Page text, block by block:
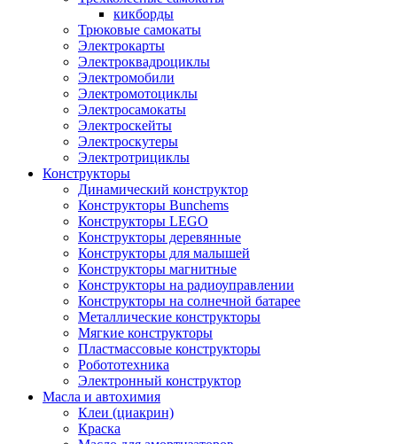
кикборды
Трюковые самокаты
Электрокарты
Электроквадроциклы
Электромобили
Электромотоциклы
Электросамокаты
Электроскейты
Электроскутеры
Электротрициклы
Конструкторы
Динамический конструктор
Конструкторы Bunchems
Конструкторы LEGO
Конструкторы деревянные
Конструкторы для малышей
Конструкторы магнитные
Конструкторы на радиоуправлении
Конструкторы на солнечной батарее
Металлические конструкторы
Мягкие конструкторы
Пластмассовые конструкторы
Робототехника
Электронный конструктор
Масла и автохимия
Клеи (циакрин)
Краска